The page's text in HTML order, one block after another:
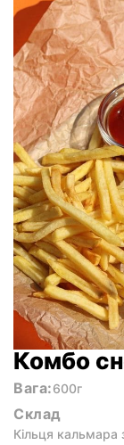
Комбо
Вага:600г
Склад
Кільця кальмара